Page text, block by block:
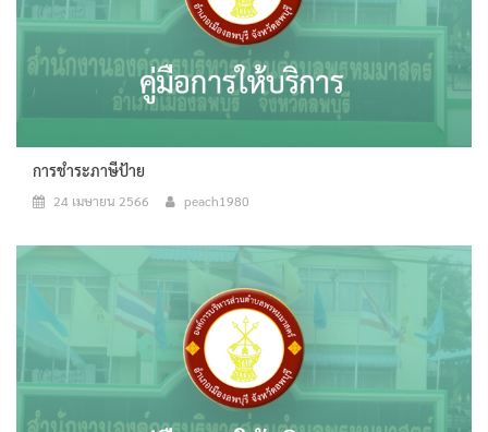
การชำระภาษีป้าย
24 เมษายน 2566 peach1980